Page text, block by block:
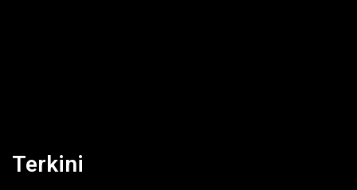
Terkini